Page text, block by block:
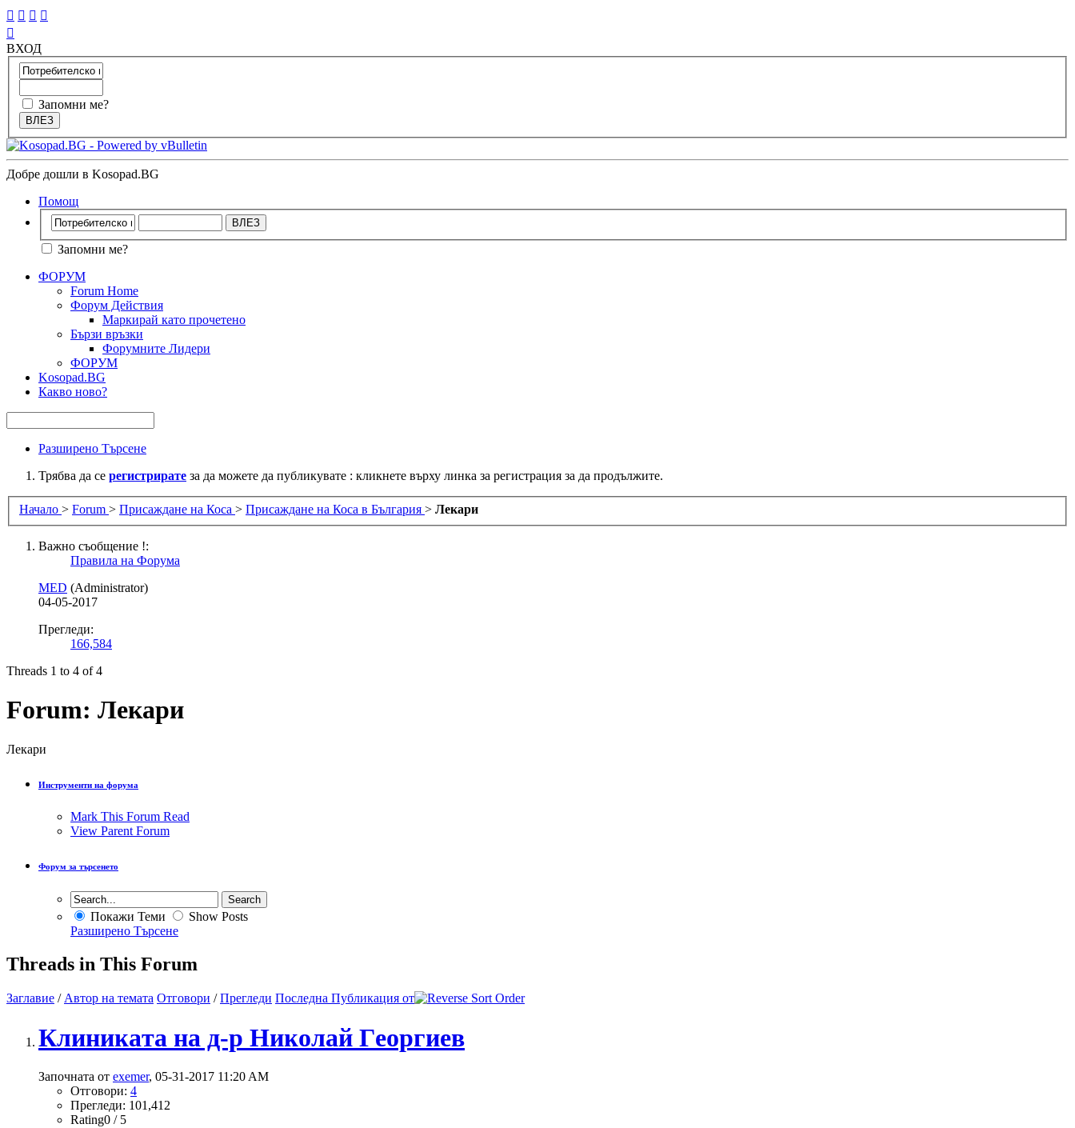
   

ВХОД
Запомни ме?
Добре дошли в Kosopad.BG
Помощ
Запомни ме?
ФОРУМ
Forum Home
Форум Действия
Маркирай като прочетено
Бързи връзки
Форумните Лидери
ФОРУМ
Kosopad.BG
Какво ново?
Разширено Търсене
Трябва да се регистрирате за да можете да публикувате : кликнете върху линка за регистрация за да продължите.
Начало > Forum > Присаждане на Коса > Присаждане на Коса в България > Лекари
Важно съобщение !:
Правила на Форума
MED (Administrator)
04-05-2017
Прегледи:
166,584
Threads 1 to 4 of 4
Forum: Лекари
Лекари
Инструменти на форума
Mark This Forum Read
View Parent Forum
Форум за търсенето
Покажи Теми
Show Posts
Разширено Търсене
Threads in This Forum
Заглавие / Автор на темата Отговори /Прегледи Последна Публикация от
Клиниĸaтa на д-p Hиĸoлaй Гeopгиeв
Започната от exemer, 05-31-2017 11:20 AM
Отговори: 4
Прегледи: 101,412
Rating0 / 5